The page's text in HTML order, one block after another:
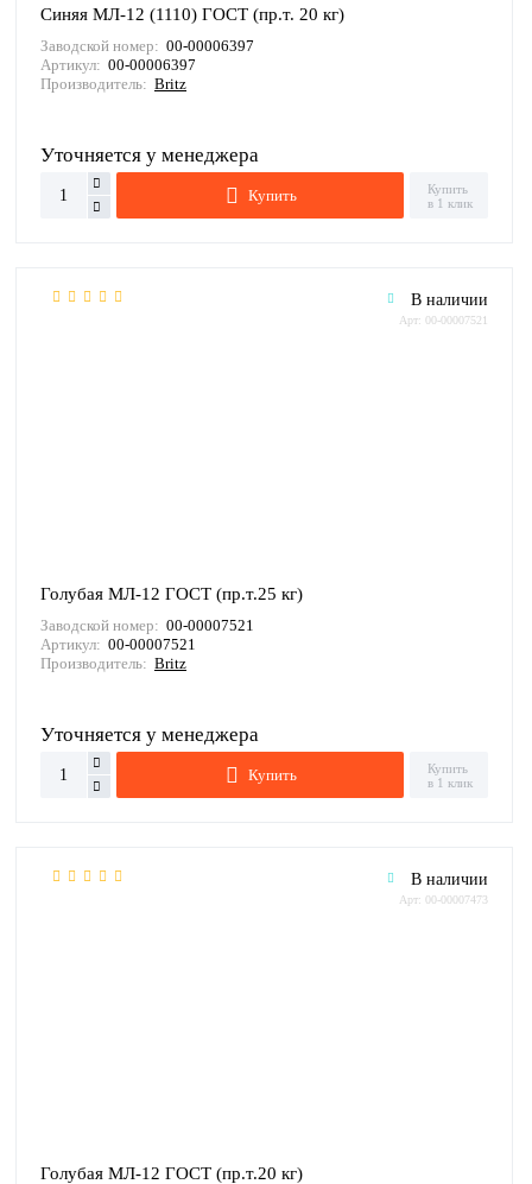
Синяя МЛ-12 (1110) ГОСТ (пр.т. 20 кг)
Заводской номер: 00-00006397
Артикул: 00-00006397
Производитель: Britz
Уточняется у менеджера
Купить
Купить
в 1 клик
В наличии
Арт: 00-00007521
Голубая МЛ-12 ГОСТ (пр.т.25 кг)
Заводской номер: 00-00007521
Артикул: 00-00007521
Производитель: Britz
Уточняется у менеджера
Купить
Купить
в 1 клик
В наличии
Арт: 00-00007473
Голубая МЛ-12 ГОСТ (пр.т.20 кг)